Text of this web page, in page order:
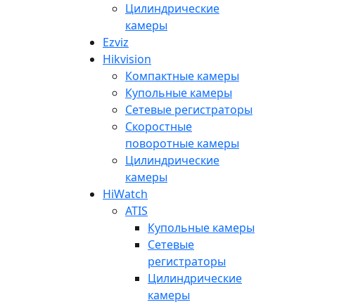
Цилиндрические
камеры
Ezviz
Hikvision
Компактные камеры
Купольные камеры
Сетевые регистраторы
Скоростные
поворотные камеры
Цилиндрические
камеры
HiWatch
ATIS
Купольные камеры
Сетевые
регистраторы
Цилиндрические
камеры